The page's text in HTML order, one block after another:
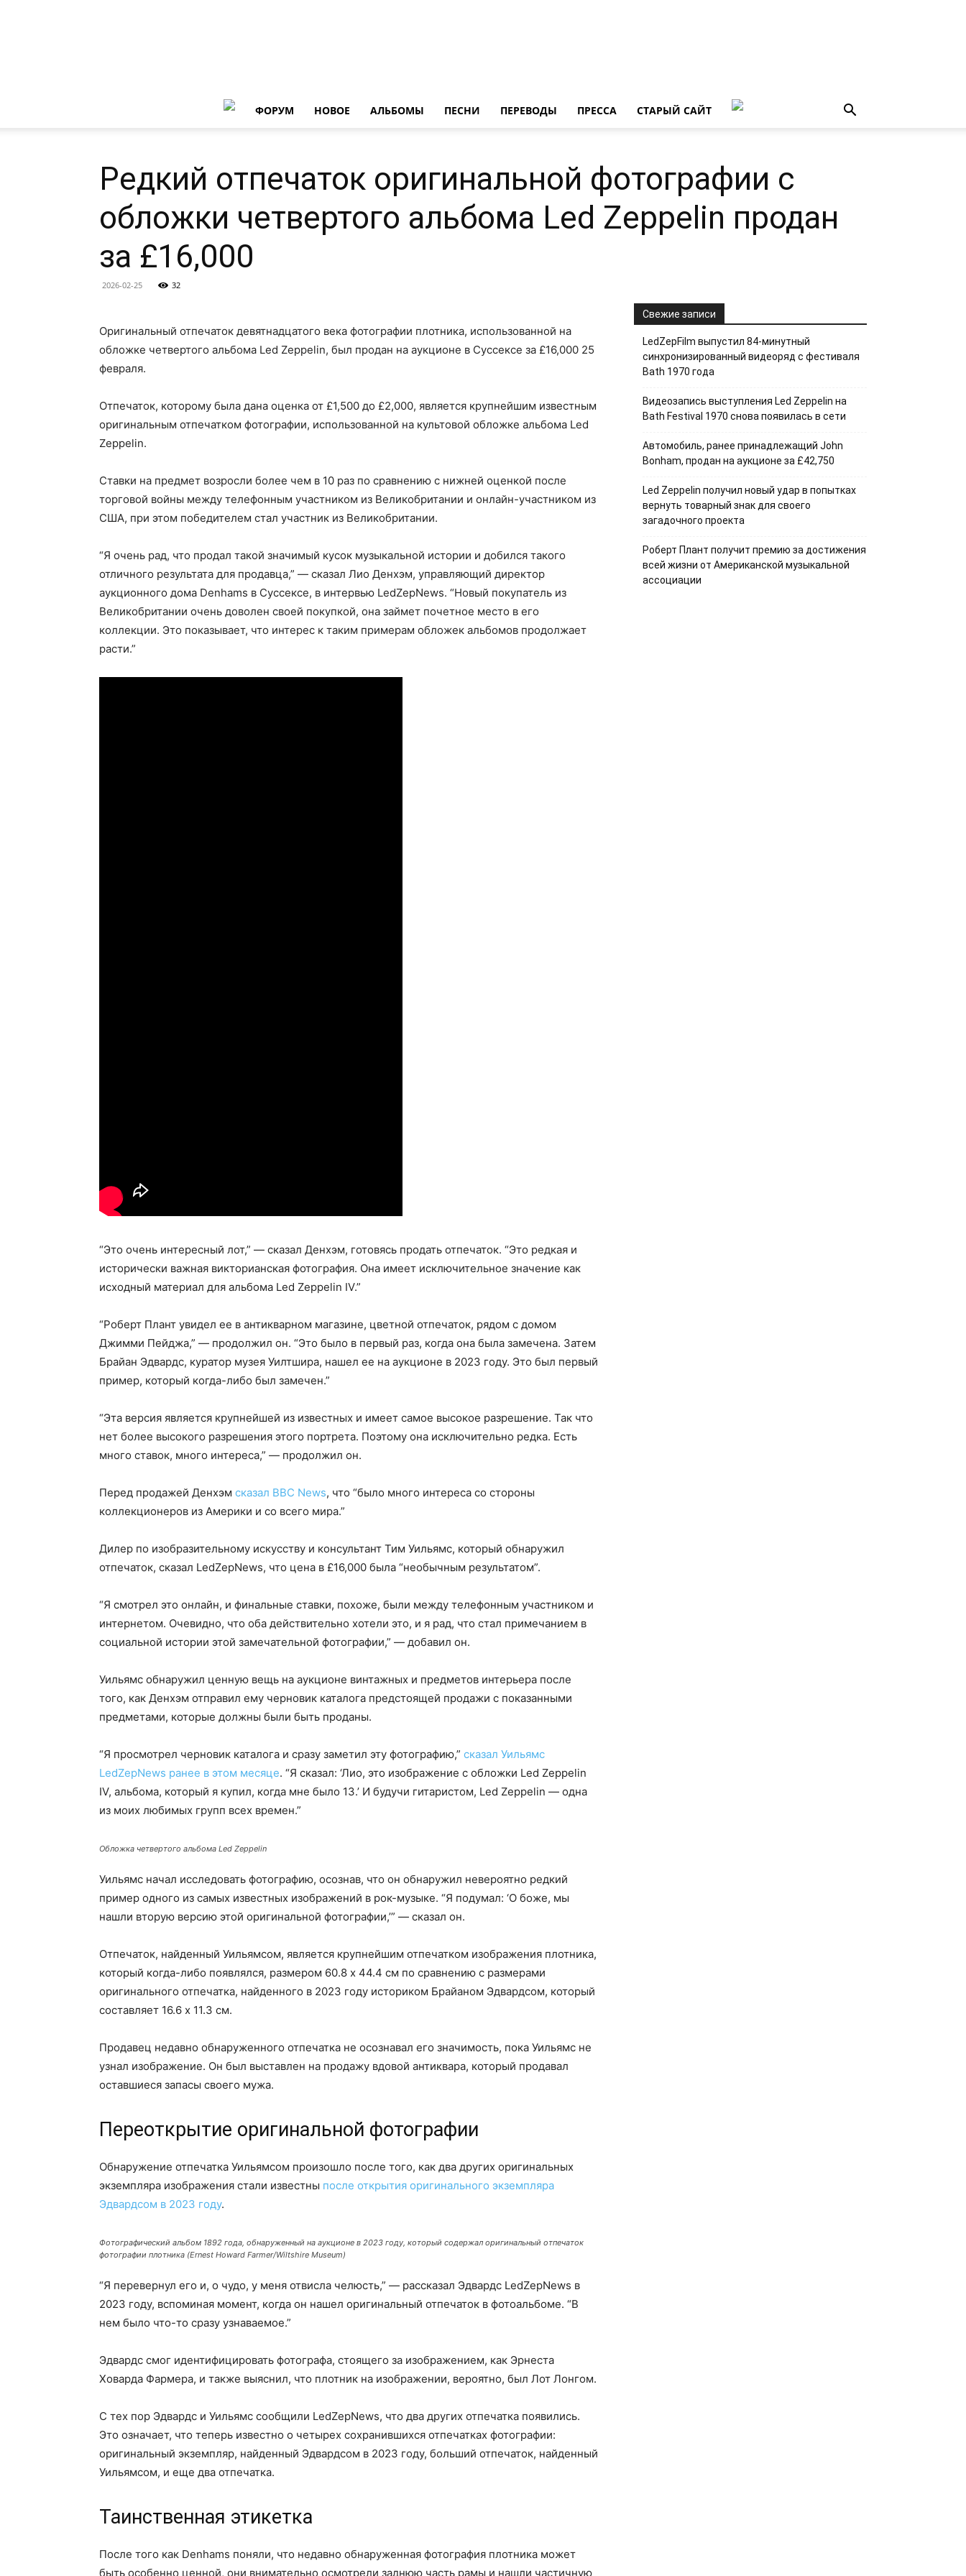
ФОРУМ НОВОE АЛЬБОМЫ ПЕСНИ ПЕРЕВОДЫ ПРЕССА СТАРЫЙ САЙТ
Редкий отпечаток оригинальной фотографии с
обложки четвертого альбома Led Zeppelin продан
за £16,000
2026-02-25 32
Оригинальный отпечаток девятнадцатого века фотографии плотника, использованной на
обложке четвертого альбома Led Zeppelin, был продан на аукционе в Суссексе за £16,000 25
февраля.
Отпечаток, которому была дана оценка от £1,500 до £2,000, является крупнейшим известным
оригинальным отпечатком фотографии, использованной на культовой обложке альбома Led
Zeppelin.
Ставки на предмет возросли более чем в 10 раз по сравнению с нижней оценкой после
торговой войны между телефонным участником из Великобритании и онлайн-участником из
США, при этом победителем стал участник из Великобритании.
“Я очень рад, что продал такой значимый кусок музыкальной истории и добился такого
отличного результата для продавца,” — сказал Лио Денхэм, управляющий директор
аукционного дома Denhams в Суссексе, в интервью LedZepNews. “Новый покупатель из
Великобритании очень доволен своей покупкой, она займет почетное место в его
коллекции. Это показывает, что интерес к таким примерам обложек альбомов продолжает
расти.”
“Это очень интересный лот,” — сказал Денхэм, готовясь продать отпечаток. “Это редкая и
исторически важная викторианская фотография. Она имеет исключительное значение как
исходный материал для альбома Led Zeppelin IV.”
“Роберт Плант увидел ее в антикварном магазине, цветной отпечаток, рядом с домом
Джимми Пейджа,” — продолжил он. “Это было в первый раз, когда она была замечена. Затем
Брайан Эдвардс, куратор музея Уилтшира, нашел ее на аукционе в 2023 году. Это был первый
пример, который когда-либо был замечен.”
“Эта версия является крупнейшей из известных и имеет самое высокое разрешение. Так что
нет более высокого разрешения этого портрета. Поэтому она исключительно редка. Есть
много ставок, много интереса,” — продолжил он.
Перед продажей Денхэм сказал BBC News, что “было много интереса со стороны
коллекционеров из Америки и со всего мира.”
Дилер по изобразительному искусству и консультант Тим Уильямс, который обнаружил
отпечаток, сказал LedZepNews, что цена в £16,000 была “необычным результатом”.
“Я смотрел это онлайн, и финальные ставки, похоже, были между телефонным участником и
интернетом. Очевидно, что оба действительно хотели это, и я рад, что стал примечанием в
социальной истории этой замечательной фотографии,” — добавил он.
Уильямс обнаружил ценную вещь на аукционе винтажных и предметов интерьера после
того, как Денхэм отправил ему черновик каталога предстоящей продажи с показанными
предметами, которые должны были быть проданы.
“Я просмотрел черновик каталога и сразу заметил эту фотографию,” сказал Уильямс
LedZepNews ранее в этом месяце. “Я сказал: ‘Лио, это изображение с обложки Led Zeppelin
IV, альбома, который я купил, когда мне было 13.’ И будучи гитаристом, Led Zeppelin — одна
из моих любимых групп всех времен.”
Обложка четвертого альбома Led Zeppelin
Уильямс начал исследовать фотографию, осознав, что он обнаружил невероятно редкий
пример одного из самых известных изображений в рок-музыке. “Я подумал: ‘О боже, мы
нашли вторую версию этой оригинальной фотографии,’” — сказал он.
Отпечаток, найденный Уильямсом, является крупнейшим отпечатком изображения плотника,
который когда-либо появлялся, размером 60.8 x 44.4 см по сравнению с размерами
оригинального отпечатка, найденного в 2023 году историком Брайаном Эдвардсом, который
составляет 16.6 x 11.3 см.
Продавец недавно обнаруженного отпечатка не осознавал его значимость, пока Уильямс не
узнал изображение. Он был выставлен на продажу вдовой антиквара, который продавал
оставшиеся запасы своего мужа.
Переоткрытие оригинальной фотографии
Обнаружение отпечатка Уильямсом произошло после того, как два других оригинальных
экземпляра изображения стали известны после открытия оригинального экземпляра
Эдвардсом в 2023 году.
Фотографический альбом 1892 года, обнаруженный на аукционе в 2023 году, который содержал оригинальный отпечаток
фотографии плотника (Ernest Howard Farmer/Wiltshire Museum)
“Я перевернул его и, о чудо, у меня отвисла челюсть,” — рассказал Эдвардс LedZepNews в
2023 году, вспоминая момент, когда он нашел оригинальный отпечаток в фотоальбоме. “В
нем было что-то сразу узнаваемое.”
Эдвардс смог идентифицировать фотографа, стоящего за изображением, как Эрнеста
Ховарда Фармера, и также выяснил, что плотник на изображении, вероятно, был Лот Лонгом.
С тех пор Эдвардс и Уильямс сообщили LedZepNews, что два других отпечатка появились.
Это означает, что теперь известно о четырех сохранившихся отпечатках фотографии:
оригинальный экземпляр, найденный Эдвардсом в 2023 году, больший отпечаток, найденный
Уильямсом, и еще два отпечатка.
Таинственная этикетка
После того как Denhams поняли, что недавно обнаруженная фотография плотника может
быть особенно ценной, они внимательно осмотрели заднюю часть рамы и нашли частичную
Свежие записи
LedZepFilm выпустил 84-минутный
синхронизированный видеоряд с фестиваля
Bath 1970 года
Видеозапись выступления Led Zeppelin на
Bath Festival 1970 снова появилась в сети
Автомобиль, ранее принадлежащий John
Bonham, продан на аукционе за £42,750
Led Zeppelin получил новый удар в попытках
вернуть товарный знак для своего
загадочного проекта
Роберт Плант получит премию за достижения
всей жизни от Американской музыкальной
ассоциации